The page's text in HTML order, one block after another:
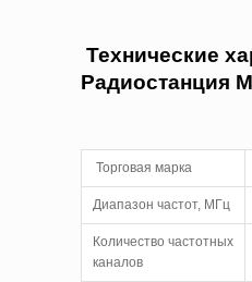
Технические
Радиостанция
Торговая марка
Диапазон частот, МГц
Количество частотных
каналов